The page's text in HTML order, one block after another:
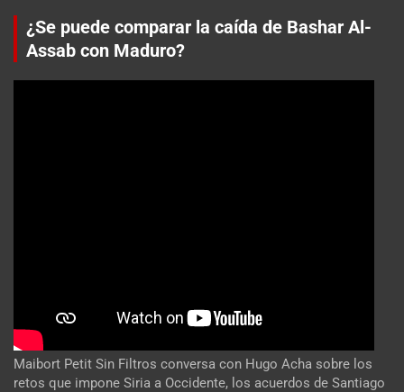
¿Se puede comparar la caída de Bashar Al-
Assab con Maduro?
Maibort Petit Sin Filtros conversa con Hugo Acha sobre los
retos que impone Siria a Occidente, los acuerdos de Santiago